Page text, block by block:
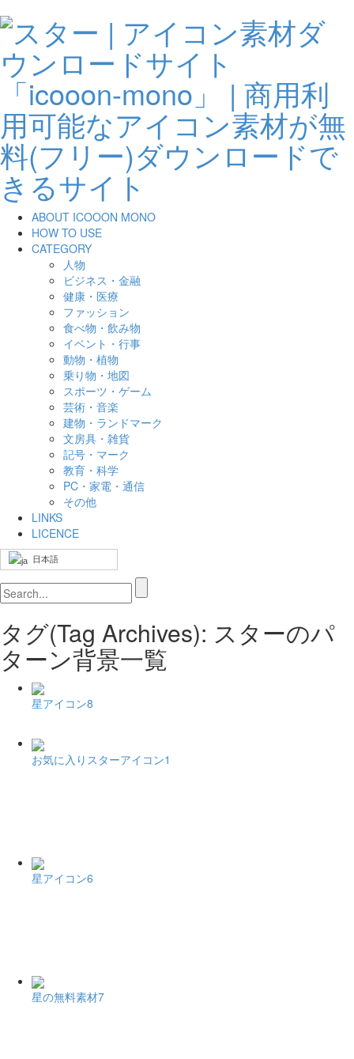
ABOUT ICOOON MONO
HOW TO USE
CATEGORY
人物
ビジネス・金融
健康・医療
ファッション
食べ物・飲み物
イベント・行事
動物・植物
乗り物・地図
スポーツ・ゲーム
芸術・音楽
建物・ランドマーク
文房具・雑貨
記号・マーク
教育・科学
PC・家電・通信
その他
LINKS
LICENCE
日本語
タグ(Tag Archives): スターのパ
ターン背景一覧
星アイコン8
お気に入りスターアイコン1
星アイコン6
星の無料素材7